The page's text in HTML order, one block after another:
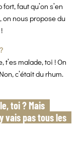
faut qu’on s’en
nous propose du
malade, toi ! On
c’était du rhum.
toi ? Mais
vais pas tous les